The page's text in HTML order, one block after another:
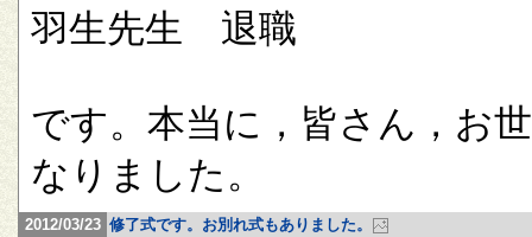
羽生先生 退職
です。本当に，皆さん，お
なりました。
2012/03/23 修了式です。お別れ式もありました。